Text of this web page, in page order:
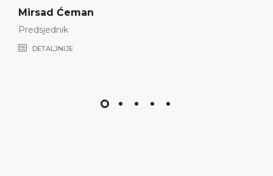
Mirsad Ćeman
Predsjednik
DETALJNIJE